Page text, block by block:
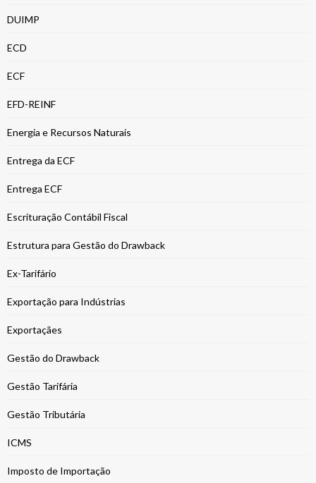
DUIMP
ECD
ECF
EFD-REINF
Energia e Recursos Naturais
Entrega da ECF
Entrega ECF
Escrituração Contábil Fiscal
Estrutura para Gestão do Drawback
Ex-Tarifário
Exportação para Indústrias
Exportaçães
Gestão do Drawback
Gestão Tarifária
Gestão Tributária
ICMS
Imposto de Importação